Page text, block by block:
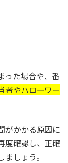
った場合や、番
者やハローワー
がかかる原因に
度確認し、正確
しょう。